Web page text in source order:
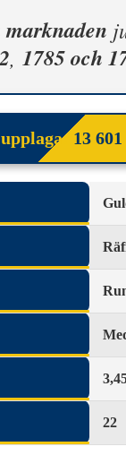
, 1785 och
13
22